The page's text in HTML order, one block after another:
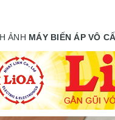
ẢNH MÁY BIẾN ÁP VÔ